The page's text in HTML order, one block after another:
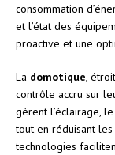
consommation
et l’état des
proactive et une
La domotique ,
contrôle accru sur
gèrent l’éclairage,
tout en réduisant
technologies